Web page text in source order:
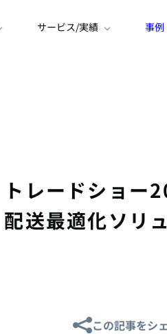
サービス/実績 事例
レードショー
送最適化ソリ
この記事をシ